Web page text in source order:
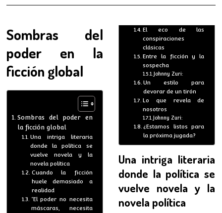
Sombras del
poder en la
ficción global
Sombras del poder en
la ficción global
Una intriga literaria
donde la política se
vuelve novela y la
novela política
Cuando la ficción
huele demasiado a
realidad
“El poder no necesita
máscaras, necesita
El eco de las
conspiraciones
clásicas
Entre la ficción y la
sospecha
Johnny Zuri:
Un estilo para
devorar de un tirón
Lo que revela de
nosotros
Johnny Zuri:
¿Estamos listos para
la próxima jugada?
Una intriga literaria
donde la política se
vuelve novela y la
novela política